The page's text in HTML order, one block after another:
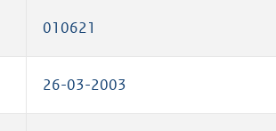
010621
26-03-2003